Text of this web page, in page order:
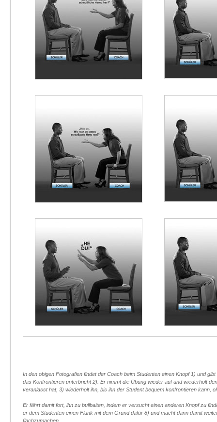
In den obigen Fotografien findet der Coach beim Studenten einen Knopf 1) und
das Konfrontieren unterbricht 2). Er nimmt die Übung wieder auf und wiederholt
veranlasst hat, 3) wiederholt ihn, bis ihn der Student bequem konfrontieren kann,
Er fährt damit fort, ihn zu bullbaiten, indem er versucht einen anderen Knopf zu
er dem Studenten einen Flunk mit dem Grund dafür 8) und macht dann damit
flachzumachen.